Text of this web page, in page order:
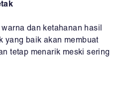
dan ketahanan hasil
yang baik akan membuat
tetap menarik meski sering